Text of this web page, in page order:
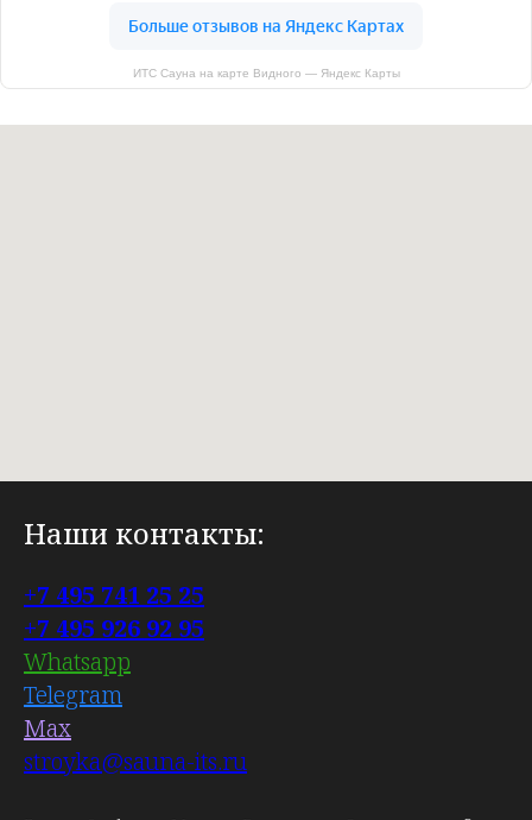
ИТС Сауна на карте Видного — Яндекс Карты
Наши контакты:
+7 495 741 25 25
+7 495 926 92 95
Whatsapp
Telegram
Max
stroyka@sauna-its.ru